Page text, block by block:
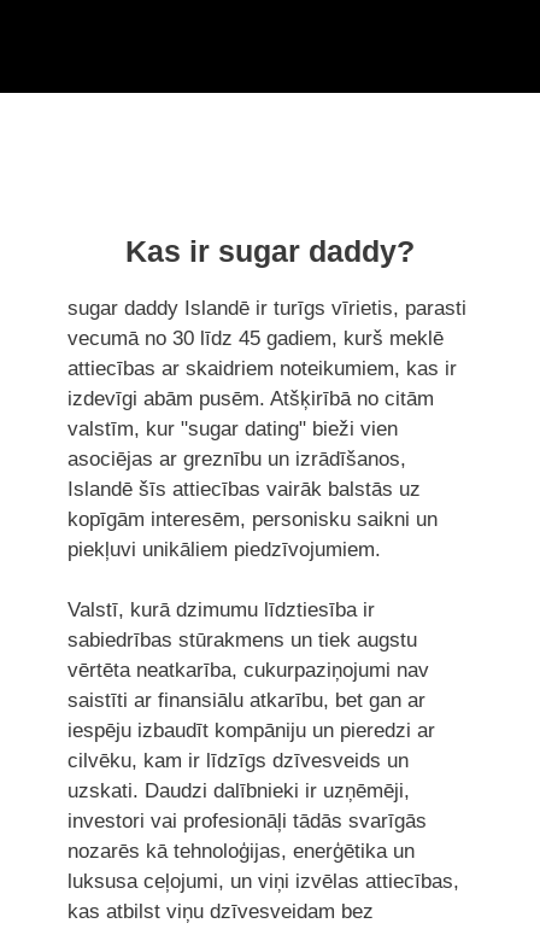
Kas ir sugar daddy?
sugar daddy Islandē ir turīgs vīrietis, parasti
vecumā no 30 līdz 45 gadiem, kurš meklē
attiecības ar skaidriem noteikumiem, kas ir
izdevīgi abām pusēm. Atšķirībā no citām
valstīm, kur "sugar dating" bieži vien
asociējas ar greznību un izrādīšanos,
Islandē šīs attiecības vairāk balstās uz
kopīgām interesēm, personisku saikni un
piekļuvi unikāliem piedzīvojumiem.
Valstī, kurā dzimumu līdztiesība ir
sabiedrības stūrakmens un tiek augstu
vērtēta neatkarība, cukurpaziņojumi nav
saistīti ar finansiālu atkarību, bet gan ar
iespēju izbaudīt kompāniju un pieredzi ar
cilvēku, kam ir līdzīgs dzīvesveids un
uzskati. Daudzi dalībnieki ir uzņēmēji,
investori vai profesionāļi tādās svarīgās
nozarēs kā tehnoloģijas, enerģētika un
luksusa ceļojumi, un viņi izvēlas attiecības,
kas atbilst viņu dzīvesveidam bez